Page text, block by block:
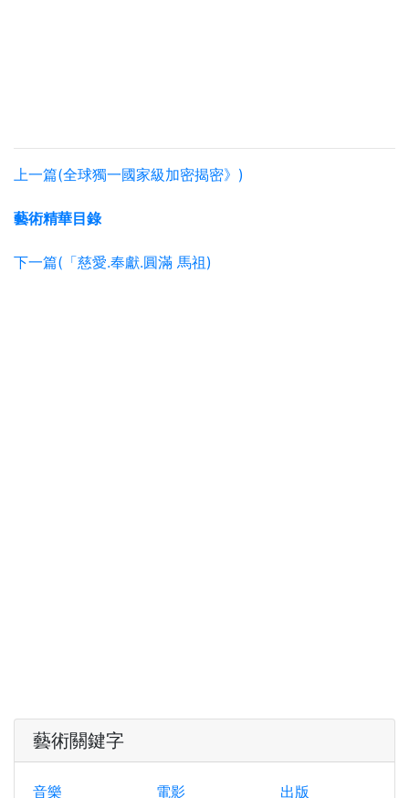
上一篇(全球獨一國家級加密揭密》)
藝術精華目錄
下一篇(「慈愛.奉獻.圓滿 馬祖)
藝術關鍵字
音樂 電影 出版